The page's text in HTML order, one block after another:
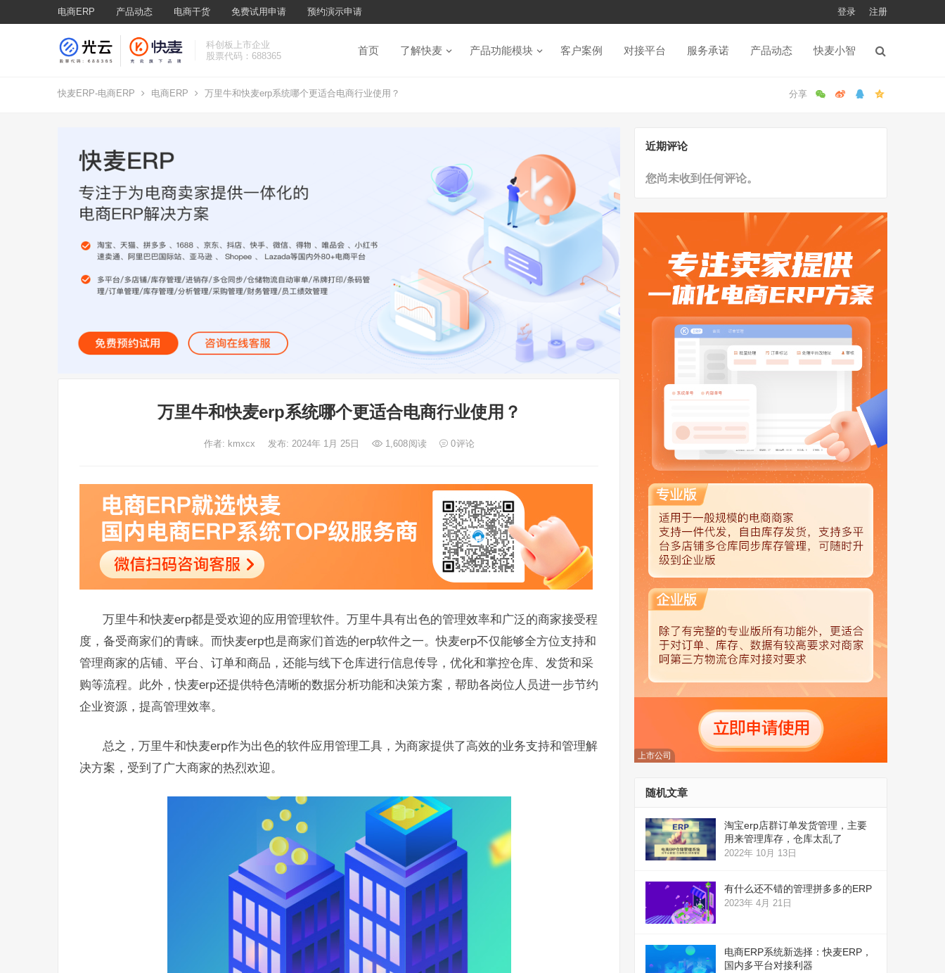
电商ERP 产品动态 电商干货 免费试用申请 预约演示申请 登录 注册
科创板上市企业
股票代码：688365
首页 了解快麦 产品功能模块 客户案例 对接平台 服务承诺 产品动态 快麦小智
快麦ERP-电商ERP 电商ERP 万里牛和快麦erp系统哪个更适合电商行业使用？
万里牛和快麦erp系统哪个更适合电商行业使用？
作者: kmxcx 发布: 2024年 1月 25日 1,608阅读 0评论
万里牛和快麦erp都是受欢迎的应用管理软件。万里牛具有出色的管理效率和广泛的商家接受程
度，备受商家们的青睐。而快麦erp也是商家们首选的erp软件之一。快麦erp不仅能够全方位支持和
管理商家的店铺、平台、订单和商品，还能与线下仓库进行信息传导，优化和掌控仓库、发货和采
购等流程。此外，快麦erp还提供特色清晰的数据分析功能和决策方案，帮助各岗位人员进一步节约
企业资源，提高管理效率。
总之，万里牛和快麦erp作为出色的软件应用管理工具，为商家提供了高效的业务支持和管理解
决方案，受到了广大商家的热烈欢迎。
近期评论
您尚未收到任何评论。
上市公司
随机文章
淘宝erp店群订单发货管理，主要
用来管理库存，仓库太乱了
2022年 10月 13日
有什么还不错的管理拼多多的ERP
2023年 4月 21日
电商ERP系统新选择：快麦ERP，
国内多平台对接利器